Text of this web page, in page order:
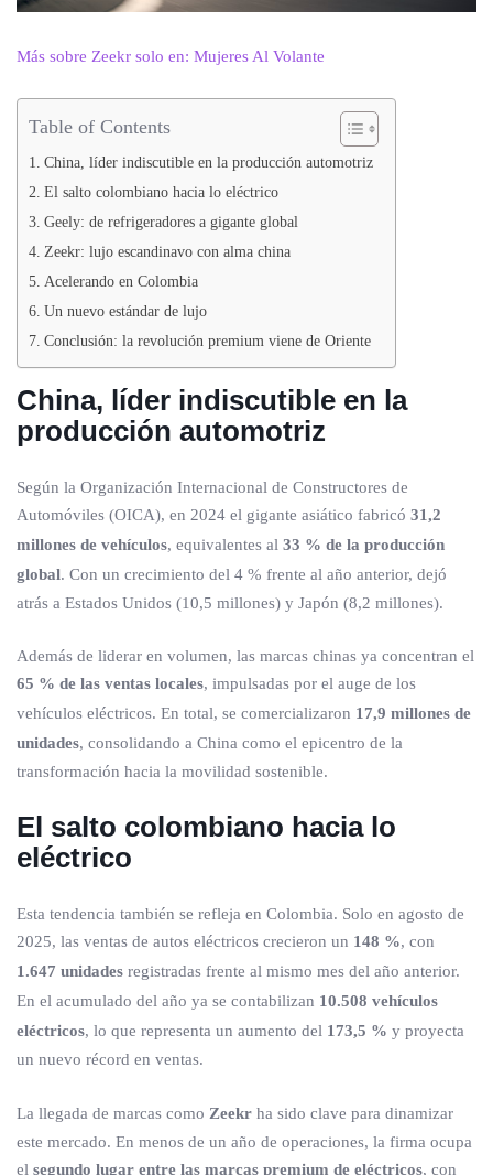
Más sobre Zeekr solo en: Mujeres Al Volante
Table of Contents
China, líder indiscutible en la producción automotriz
El salto colombiano hacia lo eléctrico
Geely: de refrigeradores a gigante global
Zeekr: lujo escandinavo con alma china
Acelerando en Colombia
Un nuevo estándar de lujo
Conclusión: la revolución premium viene de Oriente
China, líder indiscutible en la
producción automotriz
Según la Organización Internacional de Constructores de
Automóviles (OICA), en 2024 el gigante asiático fabricó 31,2
millones de vehículos, equivalentes al 33 % de la producción
global. Con un crecimiento del 4 % frente al año anterior, dejó
atrás a Estados Unidos (10,5 millones) y Japón (8,2 millones).
Además de liderar en volumen, las marcas chinas ya concentran el
65 % de las ventas locales, impulsadas por el auge de los
vehículos eléctricos. En total, se comercializaron 17,9 millones de
unidades, consolidando a China como el epicentro de la
transformación hacia la movilidad sostenible.
El salto colombiano hacia lo
eléctrico
Esta tendencia también se refleja en Colombia. Solo en agosto de
2025, las ventas de autos eléctricos crecieron un 148 %, con
1.647 unidades registradas frente al mismo mes del año anterior.
En el acumulado del año ya se contabilizan 10.508 vehículos
eléctricos, lo que representa un aumento del 173,5 % y proyecta
un nuevo récord en ventas.
La llegada de marcas como Zeekr ha sido clave para dinamizar
este mercado. En menos de un año de operaciones, la firma ocupa
el segundo lugar entre las marcas premium de eléctricos, con